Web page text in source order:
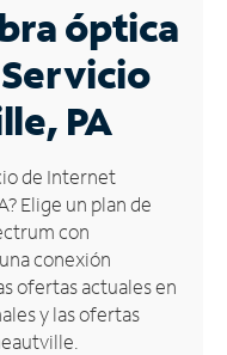
óptica
Servicio
PA
de Internet
Elige un plan de
con
conexión
ofertas actuales en
y las ofertas